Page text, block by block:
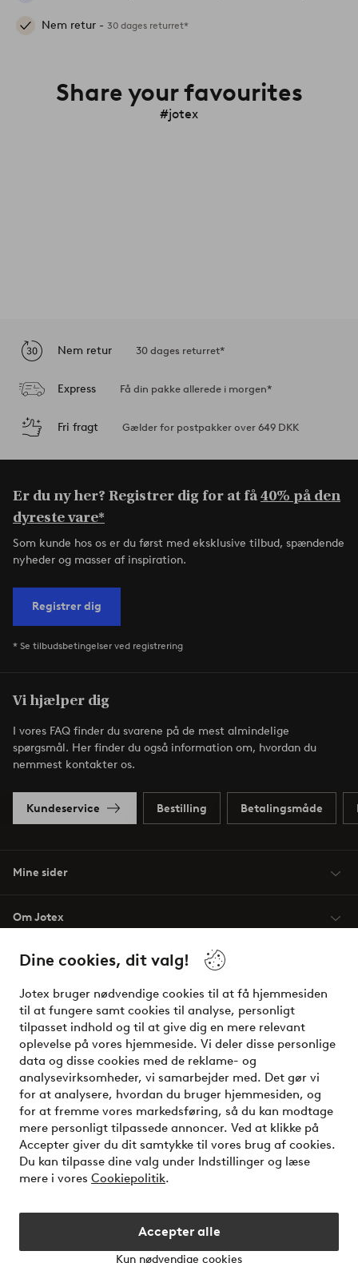
Dine cookies, dit valg!
Jotex bruger nødvendige cookies til at få hjemmesiden
til at fungere samt cookies til analyse, personligt
tilpasset indhold og til at give dig en mere relevant
oplevelse på vores hjemmeside. Vi deler disse personlige
data og disse cookies med de reklame- og
analysevirksomheder, vi samarbejder med. Det gør vi
for at analysere, hvordan du bruger hjemmesiden, og
for at fremme vores markedsføring, så du kan modtage
mere personligt tilpassede annoncer. Ved at klikke på
Accepter giver du dit samtykke til vores brug af cookies.
Du kan tilpasse dine valg under Indstillinger og læse
mere i vores Cookiepolitik.
Accepter alle
Kun nødvendige cookies
Nem retur - 30 dages returret*
Share your favourites
#jotex
Nem retur 30 dages returret*
Express Få din pakke allerede i morgen*
Fri fragt Gælder for postpakker over 649 DKK
Er du ny her? Registrer dig for at få40% på den
dyreste vare*
Som kunde hos os er du først med eksklusive tilbud, spændende
nyheder og masser af inspiration.
Registrer dig
* Se tilbudsbetingelser ved registrering
Vi hjælper dig
I vores FAQ finder du svarene på de mest almindelige
spørgsmål. Her finder du også information om, hvordan du
nemmest kontakter os.
Kundeservice Bestilling Betalingsmåde
Mine sider
Om Jotex
Vilkår
Venner
Sikre betalinger - betal nu eller del op
Vil du vide mere om vores betalingsmuligheder?
elpy